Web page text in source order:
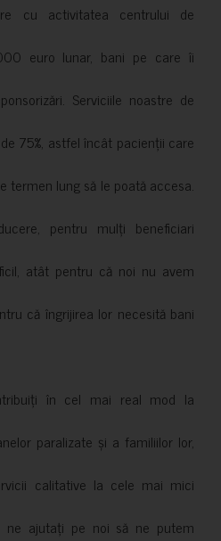
cu activitatea centrului de
euro lunar, bani pe care îi
Serviciile noastre de
75%, astfel încât pacienții care
termen lung să le poată accesa.
pentru mulți beneficiari
atât pentru că noi nu avem
că îngrijirea lor necesită bani
în cel mai real mod la
paralizate și a familiilor lor,
calitative la cele mai mici
ne ajutați pe noi să ne putem